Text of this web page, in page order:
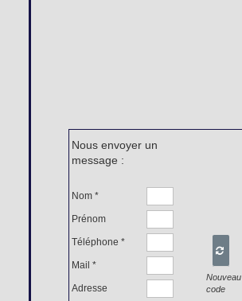
Nous envoyer un
message :
Nom *
Prénom
Téléphone *
Mail *
Adresse

Nouveau
code